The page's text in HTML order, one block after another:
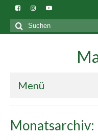
Suchen
nach:
Menü
Gebäude